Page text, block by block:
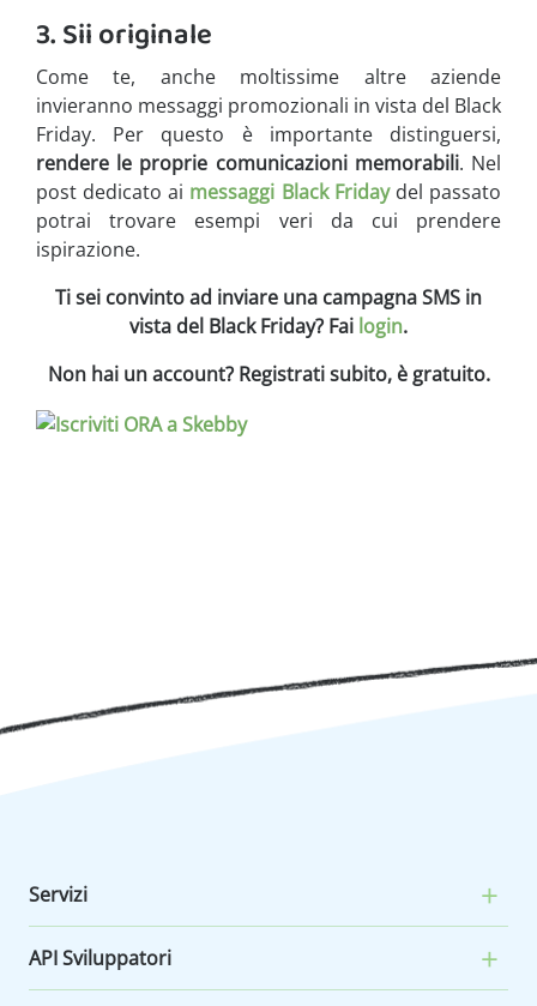
3. Sii originale
Come te, anche moltissime altre aziende
invieranno messaggi promozionali in vista del Black
Friday. Per questo è importante distinguersi,
rendere le proprie comunicazioni memorabili. Nel
post dedicato ai messaggi Black Fridaydel passato
potrai trovare esempi veri da cui prendere
ispirazione.
Ti sei convinto ad inviare una campagna SMS in
vista del Black Friday? Fai login.
Non hai un account? Registrati subito, è gratuito.
Servizi
API Sviluppatori